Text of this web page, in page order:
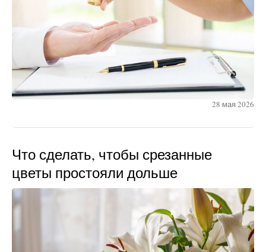
28 мая 2026
Что сделать, чтобы срезанные
цветы простояли дольше